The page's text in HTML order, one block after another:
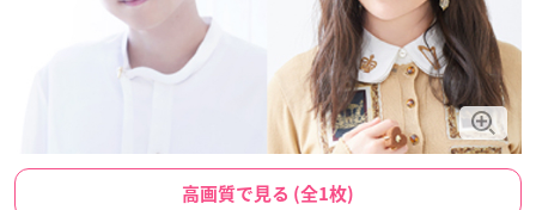
高画質で見る (全1枚)